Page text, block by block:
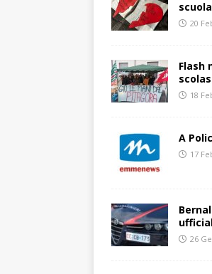
20
Flash
18
A
17
26